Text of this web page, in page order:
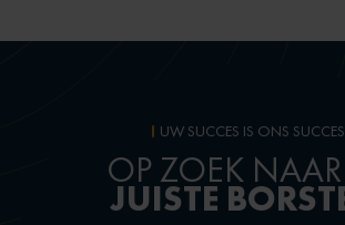
UW SUCCES IS ONS SUCCES
OP ZOEK
JUISTE